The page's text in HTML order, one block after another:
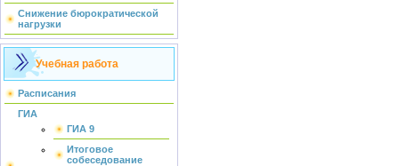
Снижение бюрократической
нагрузки
Учебная работа
Расписания
ГИА
ГИА 9
Итоговое
собеседование